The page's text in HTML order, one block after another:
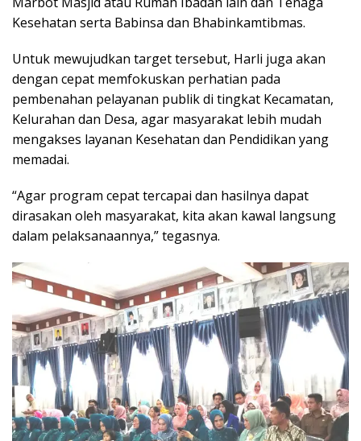
Kesehatan serta Babinsa dan Bhabinkamtibmas.
Untuk mewujudkan target tersebut, Harli juga akan
dengan cepat memfokuskan perhatian pada
pembenahan pelayanan publik di tingkat Kecamatan,
Kelurahan dan Desa, agar masyarakat lebih mudah
mengakses layanan Kesehatan dan Pendidikan yang
memadai.
“Agar program cepat tercapai dan hasilnya dapat
dirasakan oleh masyarakat, kita akan kawal langsung
dalam pelaksanaannya,” tegasnya.